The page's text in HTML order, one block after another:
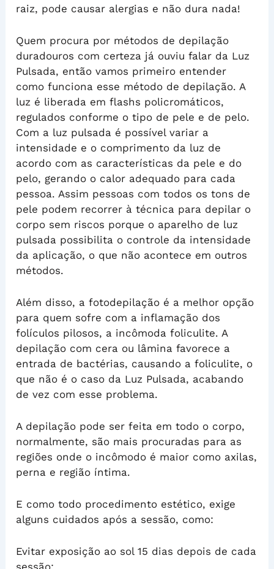
raiz, pode causar alergias e não dura nada!
Quem procura por métodos de depilação
duradouros com certeza já ouviu falar da Luz
Pulsada, então vamos primeiro entender
como funciona esse método de depilação. A
luz é liberada em flashs policromáticos,
regulados conforme o tipo de pele e de pelo.
Com a luz pulsada é possível variar a
intensidade e o comprimento da luz de
acordo com as características da pele e do
pelo, gerando o calor adequado para cada
pessoa. Assim pessoas com todos os tons de
pele podem recorrer à técnica para depilar o
corpo sem riscos porque o aparelho de luz
pulsada possibilita o controle da intensidade
da aplicação, o que não acontece em outros
métodos.
Além disso, a fotodepilação é a melhor opção
para quem sofre com a inflamação dos
folículos pilosos, a incômoda foliculite. A
depilação com cera ou lâmina favorece a
entrada de bactérias, causando a foliculite, o
que não é o caso da Luz Pulsada, acabando
de vez com esse problema.
A depilação pode ser feita em todo o corpo,
normalmente, são mais procuradas para as
regiões onde o incômodo é maior como axilas,
perna e região íntima.
E como todo procedimento estético, exige
alguns cuidados após a sessão, como:
Evitar exposição ao sol 15 dias depois de cada